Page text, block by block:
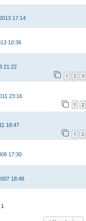
17:14
10:36
21:22
1 2 3
23:16
1 2
18:47
1 2
17:30
18:48
1